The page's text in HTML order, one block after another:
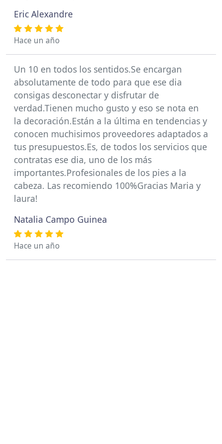
Eric Alexandre
Hace un año
Un 10 en todos los sentidos.Se encargan
absolutamente de todo para que ese dia
consigas desconectar y disfrutar de
verdad.Tienen mucho gusto y eso se nota en
la decoración.Están a la última en tendencias y
conocen muchisimos proveedores adaptados a
tus presupuestos.Es, de todos los servicios que
contratas ese dia, uno de los más
importantes.Profesionales de los pies a la
cabeza. Las recomiendo 100%Gracias Maria y
laura!
Natalia Campo Guinea
Hace un año